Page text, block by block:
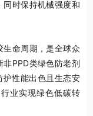
时保持机械强度和
命周期，是全球众
PPD类绿色防老剂
性能出色且生态安
业实现绿色低碳转